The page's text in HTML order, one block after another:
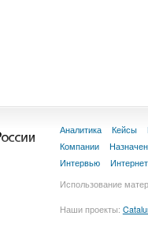
Аналитика Кейсы
Компании
Интервью
Интернет
Использование
Наши проекты: